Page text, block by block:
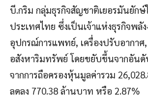
บี.กริม กลุ่มธุรกิจสัญชาติเยอรมันยัก
ประเทศไทย ซึ่งเป็นเจ้าแห่งธุรกิจพลั
อุปกรณ์การแพทย์, เครื่องปรับอากา
อสังหาริมทรัพย์ โดยขยับขึ้นจากอัน
จากการถือครองหุ้นมูลค่ารวม
ลดลง 770.38 ล้านบาท หรือ 2.87%